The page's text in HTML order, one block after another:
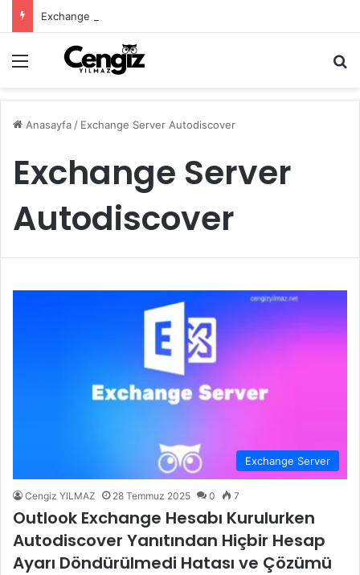
Menü
Anasayfa / Exchange Server Autodiscover
Exchange Server
Autodiscover
Exchange Server
Cengiz YILMAZ 28 Temmuz 2025 0 7
Outlook Exchange Hesabı Kurulurken
Autodiscover Yanıtından Hiçbir Hesap
Ayarı Döndürülmedi Hatası ve Çözümü